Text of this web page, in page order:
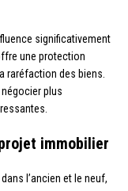
significativement
une protection
raréfaction des biens.
négocier plus
immobilier
l’ancien et le neuf,